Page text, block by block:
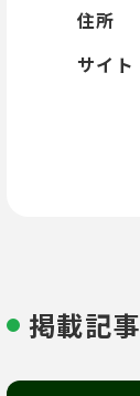
住所
サイト
掲載記事